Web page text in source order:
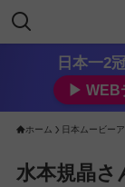
日本一2
▶︎ WEB
ホーム 日本ムービー
水本規晶さ